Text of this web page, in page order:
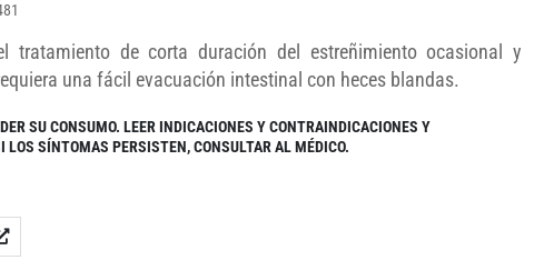
tratamiento de corta duración del estreñimiento ocasional y
una fácil evacuación intestinal con heces blandas.
SU CONSUMO. LEER INDICACIONES Y CONTRAINDICACIONES Y
LOS SÍNTOMAS PERSISTEN, CONSULTAR AL MÉDICO.